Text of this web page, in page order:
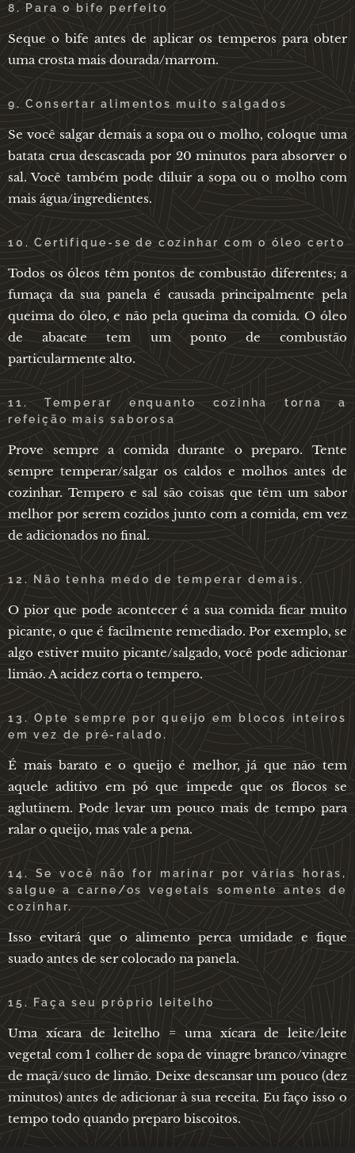
8. Para o bife perfeito
Seque o bife antes de aplicar os temperos para obter
uma crosta mais dourada/marrom.
9. Consertar alimentos muito salgados
Se você salgar demais a sopa ou o molho, coloque uma
batata crua descascada por 20 minutos para absorver o
sal. Você também pode diluir a sopa ou o molho com
mais água/ingredientes.
10. Certifique-se de cozinhar com o óleo certo
Todos os óleos têm pontos de combustão diferentes; a
fumaça da sua panela é causada principalmente pela
queima do óleo, e não pela queima da comida. O óleo
de abacate tem um ponto de combustão
particularmente alto.
11. Temperar enquanto cozinha torna a
refeição mais saborosa
Prove sempre a comida durante o preparo. Tente
sempre temperar/salgar os caldos e molhos antes de
cozinhar. Tempero e sal são coisas que têm um sabor
melhor por serem cozidos junto com a comida, em vez
de adicionados no final.
12. Não tenha medo de temperar demais.
O pior que pode acontecer é a sua comida ficar muito
picante, o que é facilmente remediado. Por exemplo, se
algo estiver muito picante/salgado, você pode adicionar
limão. A acidez corta o tempero.
13. Opte sempre por queijo em blocos inteiros
em vez de pré-ralado.
É mais barato e o queijo é melhor, já que não tem
aquele aditivo em pó que impede que os flocos se
aglutinem. Pode levar um pouco mais de tempo para
ralar o queijo, mas vale a pena.
14. Se você não for marinar por várias horas,
salgue a carne/os vegetais somente antes de
cozinhar.
Isso evitará que o alimento perca umidade e fique
suado antes de ser colocado na panela.
15. Faça seu próprio leitelho
Uma xícara de leitelho = uma xícara de leite/leite
vegetal com 1 colher de sopa de vinagre branco/vinagre
de maçã/suco de limão. Deixe descansar um pouco (dez
minutos) antes de adicionar à sua receita. Eu faço isso o
tempo todo quando preparo biscoitos.